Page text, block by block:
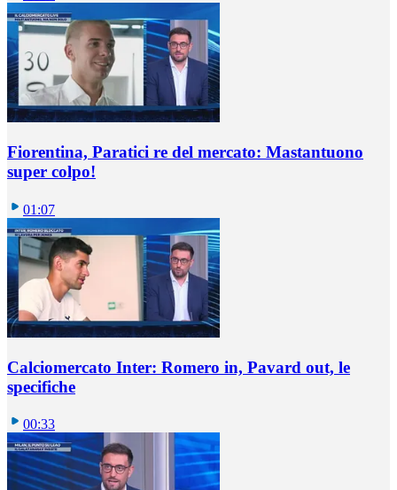
Fiorentina, Paratici re del mercato: Mastantuono
super colpo!
01:07
Calciomercato Inter: Romero in, Pavard out, le
specifiche
00:33